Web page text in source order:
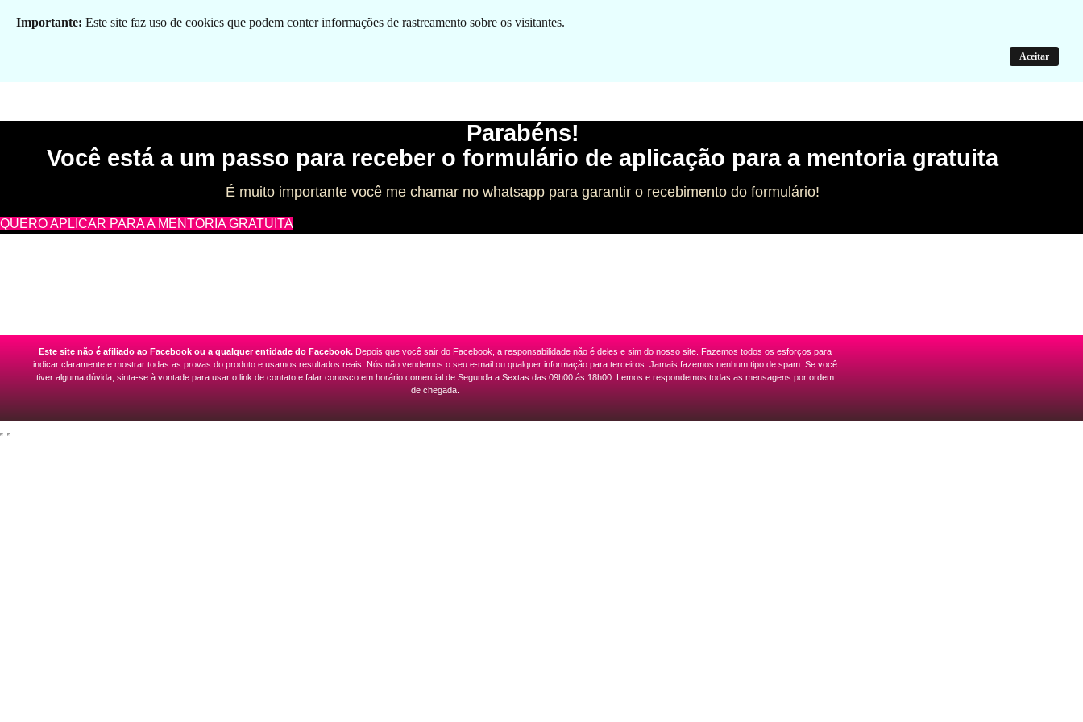
Parabéns!
Você está a um passo para receber o formulário de aplicação para a mentoria gratuita
É muito importante você me chamar no whatsapp para garantir o recebimento do formulário!
QUERO APLICAR PARA A MENTORIA GRATUITA
Este site não é afiliado ao Facebook ou a qualquer entidade do Facebook. Depois que você sair do Facebook, a responsabilidade não é deles e sim do nosso site. Fazemos todos os esforços para
indicar claramente e mostrar todas as provas do produto e usamos resultados reais. Nós não vendemos o seu e-mail ou qualquer informação para terceiros. Jamais fazemos nenhum tipo de spam. Se você
tiver alguma dúvida, sinta-se à vontade para usar o link de contato e falar conosco em horário comercial de Segunda a Sextas das 09h00 ás 18h00. Lemos e respondemos todas as mensagens por ordem
de chegada.
Importante: Este site faz uso de cookies que podem conter informações de rastreamento sobre os visitantes.
Aceitar